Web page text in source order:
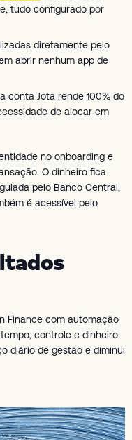
tudo configurado por
diretamente pelo
abrir nenhum app de
conta Jota rende 100% do
de alocar em
no onboarding e
O dinheiro fica
pelo Banco Central,
é acessível pelo
Finance com automação
controle e dinheiro.
diário de gestão e diminui